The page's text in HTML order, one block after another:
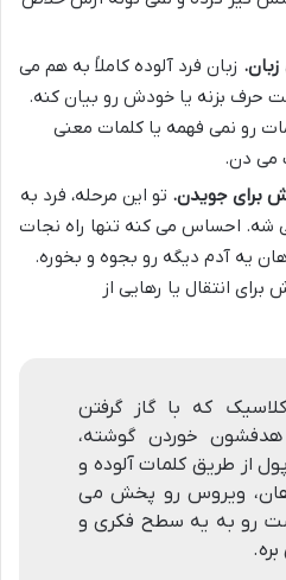
زبان فرد آلوده کاملاً به هم می
حرف بزنه یا خودش رو بیان کنه.
رو نمی فهمه یا کلمات معنی
می دن.
برای جویدن. تو این مرحله، فرد به
شه. احساس می کنه تنها راه نجات
یه آدم دیگه رو بجوه و بخوره.
انتقال یا رهایی از
که با گاز گرفتن
خوردن گوشته،
از طریق کلمات آلوده و
ویروس رو پخش می
رو به یه سطح فکری و